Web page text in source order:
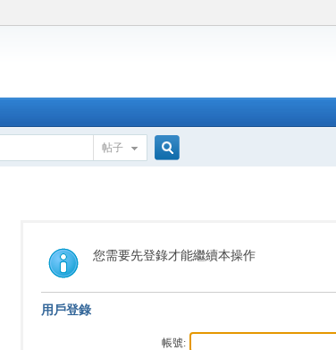
帖子
索
您需要先登錄才能繼續本操作
用戶登錄
帳號: